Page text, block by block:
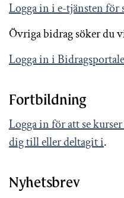
Logga in i e-tjänsten för
Övriga bidrag söker du
Logga in i
Fortbildning
Logga in för att se
dig till eller deltagit i.
Nyhetsbrev